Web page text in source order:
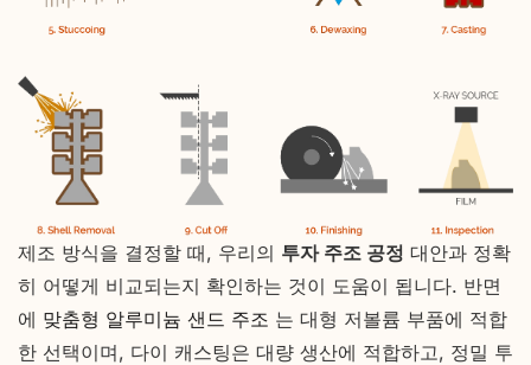
제조 방식을 결정할 때, 우리의 투자 주조 공정 대안과 정확
히 어떻게 비교되는지 확인하는 것이 도움이 됩니다. 반면
에 맞춤형 알루미늄 샌드 주조 는 대형 저볼륨 부품에 적합
한 선택이며, 다이 캐스팅은 대량 생산에 적합하고, 정밀 투